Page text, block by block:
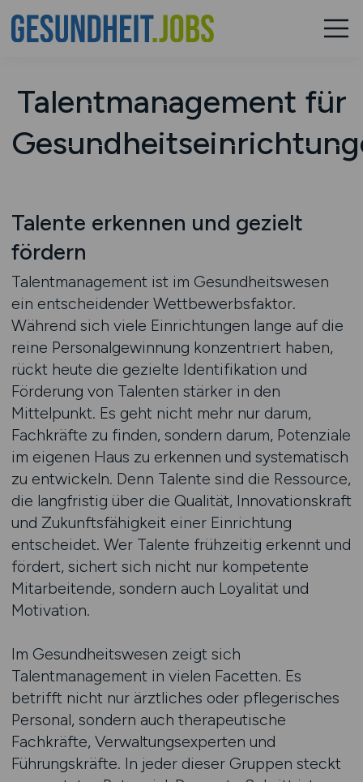
Talentmanagement für
Talente erkennen und gezielt
fördern
Talentmanagement ist im Gesundheitswesen
ein entscheidender Wettbewerbsfaktor.
Während sich viele Einrichtungen lange auf die
reine Personalgewinnung konzentriert haben,
rückt heute die gezielte Identifikation und
Förderung von Talenten stärker in den
Mittelpunkt. Es geht nicht mehr nur darum,
Fachkräfte zu finden, sondern darum, Potenziale
im eigenen Haus zu erkennen und systematisch
zu entwickeln. Denn Talente sind die Ressource,
die langfristig über die Qualität, Innovationskraft
und Zukunftsfähigkeit einer Einrichtung
entscheidet. Wer Talente frühzeitig erkennt und
fördert, sichert sich nicht nur kompetente
Mitarbeitende, sondern auch Loyalität und
Motivation.
Im Gesundheitswesen zeigt sich
Talentmanagement in vielen Facetten. Es
betrifft nicht nur ärztliches oder pflegerisches
Personal, sondern auch therapeutische
Fachkräfte, Verwaltungsexperten und
Führungskräfte. In jeder dieser Gruppen steckt